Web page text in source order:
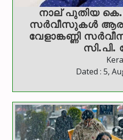
നാല് പുതിയ
സർവീസുകൾ ആരംഭിച്ചു;
വേളാങ്കണ്ണി
Dated : 5,